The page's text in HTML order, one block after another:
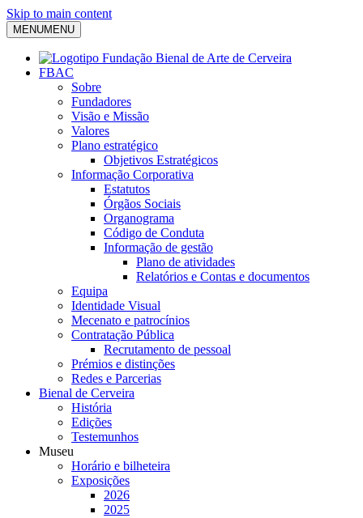
Skip to main content
MENUMENU
FBAC
Sobre
Fundadores
Visão e Missão
Valores
Plano estratégico
Objetivos Estratégicos
Informação Corporativa
Estatutos
Órgãos Sociais
Organograma
Código de Conduta
Informação de gestão
Plano de atividades
Relatórios e Contas e documentos
Equipa
Identidade Visual
Mecenato e patrocínios
Contratação Pública
Recrutamento de pessoal
Prémios e distinções
Redes e Parcerias
Bienal de Cerveira
História
Edições
Testemunhos
Museu
Horário e bilheteira
Exposições
2026
2025